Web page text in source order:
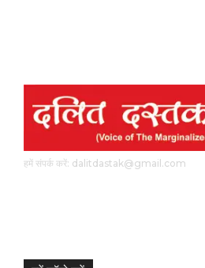
हमें संपर्क करें: dalitdastak@gmail.com